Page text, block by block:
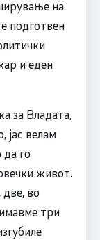
на
подготвен
и еден
за Владата,
јас велам
да го
живот.
две, во
три